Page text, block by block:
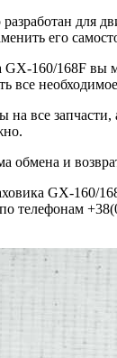
для
его
GX-160/168F вы
все
все
обмена и
GX-160/
телефонам